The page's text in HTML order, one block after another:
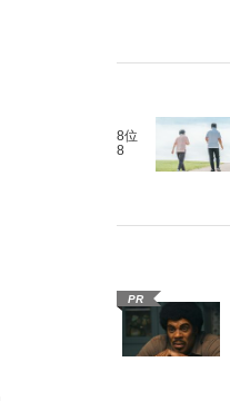
8位
8
PR